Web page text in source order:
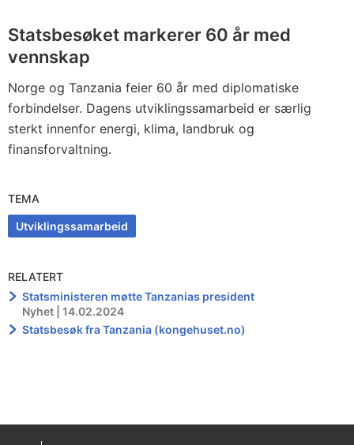
Statsbesøket markerer 60 år med
vennskap
Norge og Tanzania feier 60 år med diplomatiske
forbindelser. Dagens utviklingssamarbeid er særlig
sterkt innenfor energi, klima, landbruk og
finansforvaltning.
TEMA
Utviklingssamarbeid
RELATERT
Statsministeren møtte Tanzanias president
Nyhet | 14.02.2024
Statsbesøk fra Tanzania (kongehuset.no)